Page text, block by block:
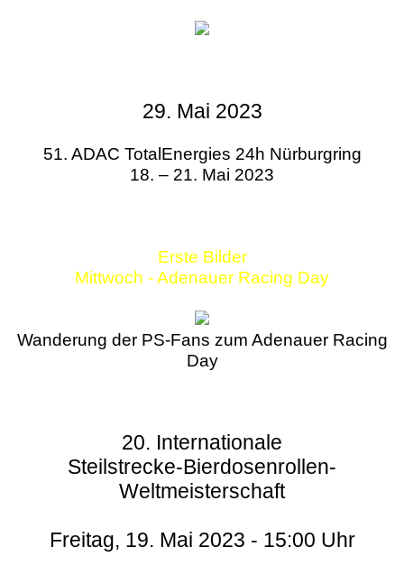
29. Mai 2023
51. ADAC TotalEnergies 24h Nürburgring
18. – 21. Mai 2023
Erste Bilder
Mittwoch - Adenauer Racing Day
Wanderung der PS-Fans zum Adenauer Racing
Day
20. Internationale
Steilstrecke-Bierdosenrollen-
Weltmeisterschaft
Freitag, 19. Mai 2023 - 15:00 Uhr